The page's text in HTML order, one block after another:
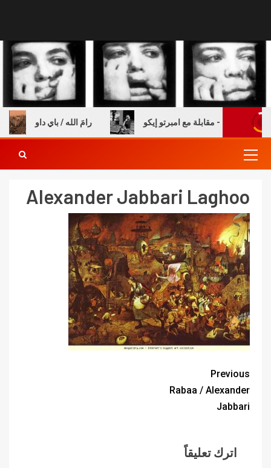
رامَ الله / باي داو والكتب – مقابلة مع امبرتو إيكو
Alexander Jabbari Laghoo
Previous
Rabaa / Alexander
Jabbari
اترك تعليقاً